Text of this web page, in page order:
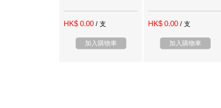
HK$ 0.00 / 支
加入購物車
HK$ 0.00 / 支
加入購物車